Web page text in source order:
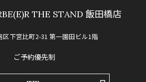
THE STAND 飯田橋店
区下宮比町2-31 第一園田ビル1階
ご予約優先制